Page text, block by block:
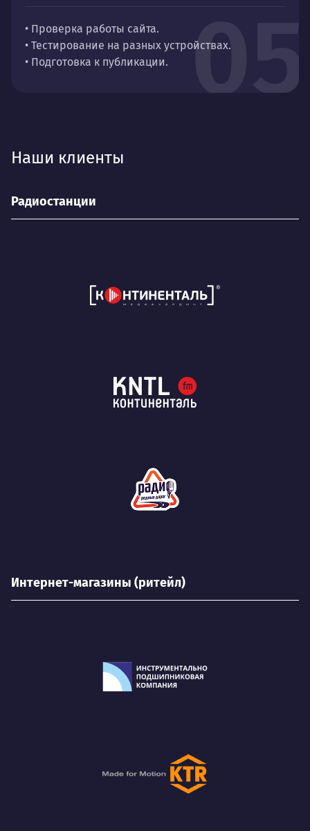
05
• Проверка работы сайта.
• Тестирование на разных устройствах.
• Подготовка к публикации.
Наши клиенты
Радиостанции
Интернет-магазины (ритейл)